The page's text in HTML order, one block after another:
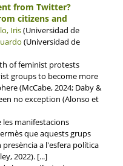
from Twitter?
citizens and
Iris(Universidad de
(Universidad de
of feminist protests
groups to become more
(McCabe, 2024; Daby &
no exception (Alonso et
les manifestacions
que aquests grups
a l'esfera política
2022). [...]